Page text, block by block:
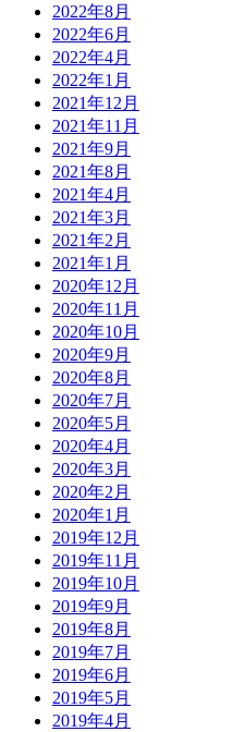
2022年8月
2022年6月
2022年4月
2022年1月
2021年12月
2021年11月
2021年9月
2021年8月
2021年4月
2021年3月
2021年2月
2021年1月
2020年12月
2020年11月
2020年10月
2020年9月
2020年8月
2020年7月
2020年5月
2020年4月
2020年3月
2020年2月
2020年1月
2019年12月
2019年11月
2019年10月
2019年9月
2019年8月
2019年7月
2019年6月
2019年5月
2019年4月